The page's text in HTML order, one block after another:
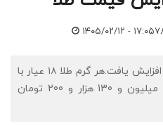
۱۴۰۵/۰۲/۱۲ - ۱۷:۰۵
اقتصادنیوز: قیمت طلای 18 عیار افزایش یافت.هر گرم طلا ۱۸ عیار با
افزایش 612 هزار تومانی، به 20 میلیون و 130 هزار و 200 تومان